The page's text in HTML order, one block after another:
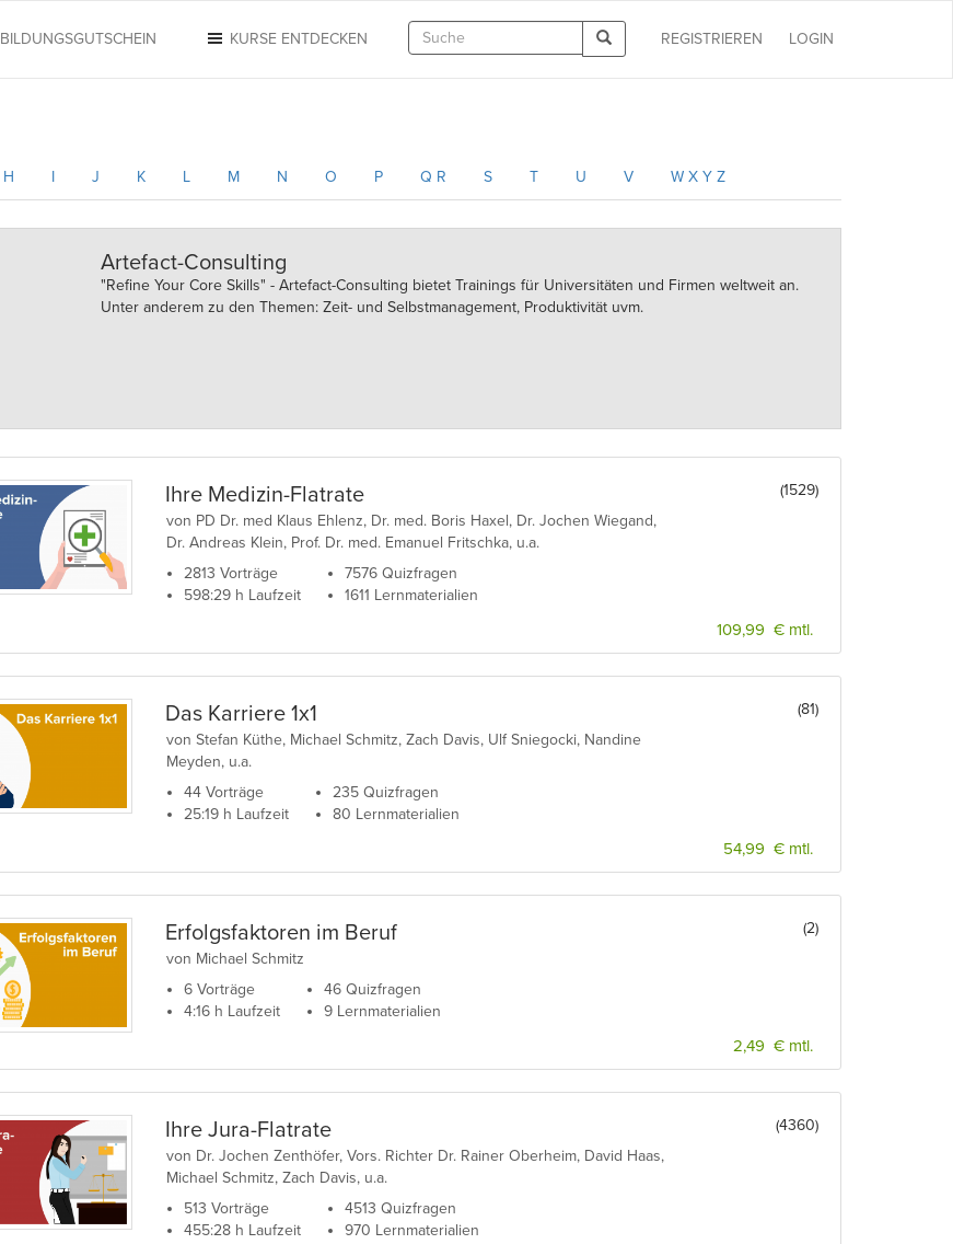
LOGIN
REGISTRIEREN
KURSE ENTDECKEN
BILDUNGSGUTSCHEIN
H I J K L M N O P Q R S T U V W X Y Z
Artefact-Consulting
"Refine Your Core Skills" - Artefact-Consulting bietet Trainings für Universitäten und Firmen weltweit an.
Unter anderem zu den Themen: Zeit- und Selbstmanagement, Produktivität uvm.
Ihre Medizin-Flatrate
von PD Dr. med Klaus Ehlenz, Dr. med. Boris Haxel, Dr. Jochen Wiegand,
Dr. Andreas Klein, Prof. Dr. med. Emanuel Fritschka, u.a.
2813 Vorträge
598:29 h Laufzeit
7576 Quizfragen
1611 Lernmaterialien
(1529)
109,99 € mtl.
Das Karriere 1x1
von Stefan Küthe, Michael Schmitz, Zach Davis, Ulf Sniegocki, Nandine
Meyden, u.a.
44 Vorträge
25:19 h Laufzeit
235 Quizfragen
80 Lernmaterialien
(81)
54,99 € mtl.
Erfolgsfaktoren im Beruf
von Michael Schmitz
6 Vorträge
4:16 h Laufzeit
46 Quizfragen
9 Lernmaterialien
(2)
2,49 € mtl.
Ihre Jura-Flatrate
von Dr. Jochen Zenthöfer, Vors. Richter Dr. Rainer Oberheim, David Haas,
Michael Schmitz, Zach Davis, u.a.
513 Vorträge
455:28 h Laufzeit
4513 Quizfragen
970 Lernmaterialien
(4360)